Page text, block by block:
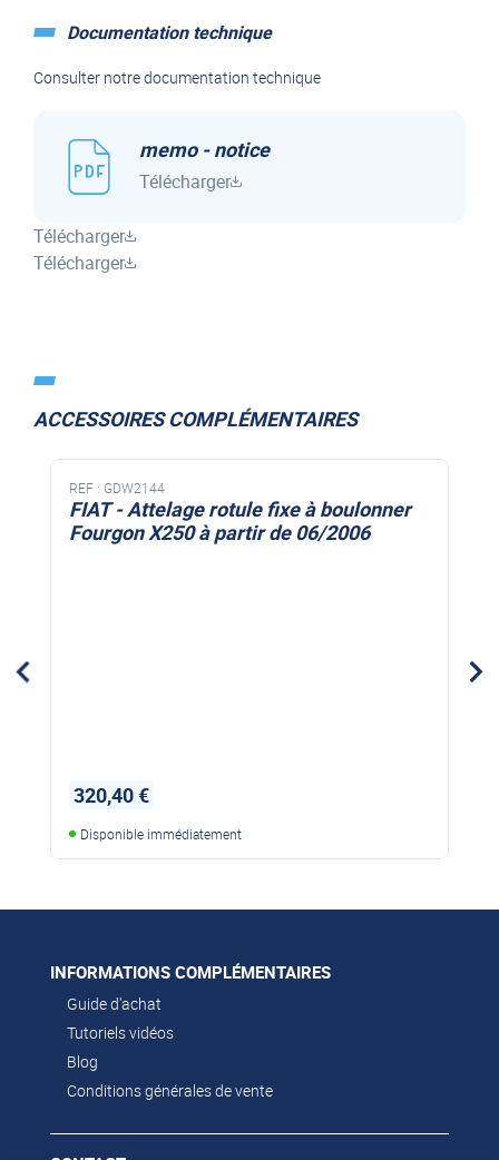
Documentation technique
Consulter notre documentation technique
memo - notice
Télécharger
Télécharger
Télécharger
ACCESSOIRES COMPLÉMENTAIRES
REF : GDW2144
FIAT - Attelage rotule fixe à boulonner
Fourgon X250 à partir de 06/2006
320,40 €
Disponible immédiatement
INFORMATIONS COMPLÉMENTAIRES
Guide d'achat
Tutoriels vidéos
Blog
Conditions générales de vente